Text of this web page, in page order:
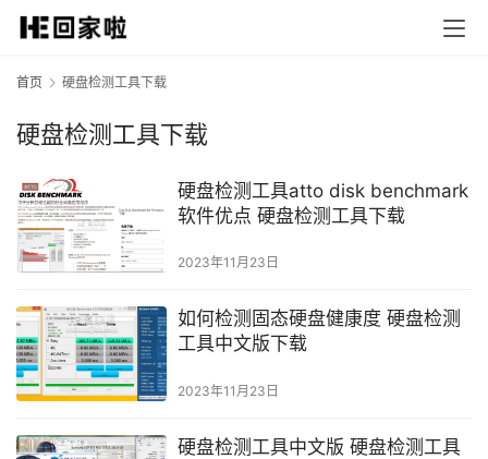
首页 硬盘检测工具下载
硬盘检测工具下载
硬盘检测工具atto disk benchmark
软件优点 硬盘检测工具下载
2023年11月23日
如何检测固态硬盘健康度 硬盘检测
工具中文版下载
2023年11月23日
硬盘检测工具中文版 硬盘检测工具